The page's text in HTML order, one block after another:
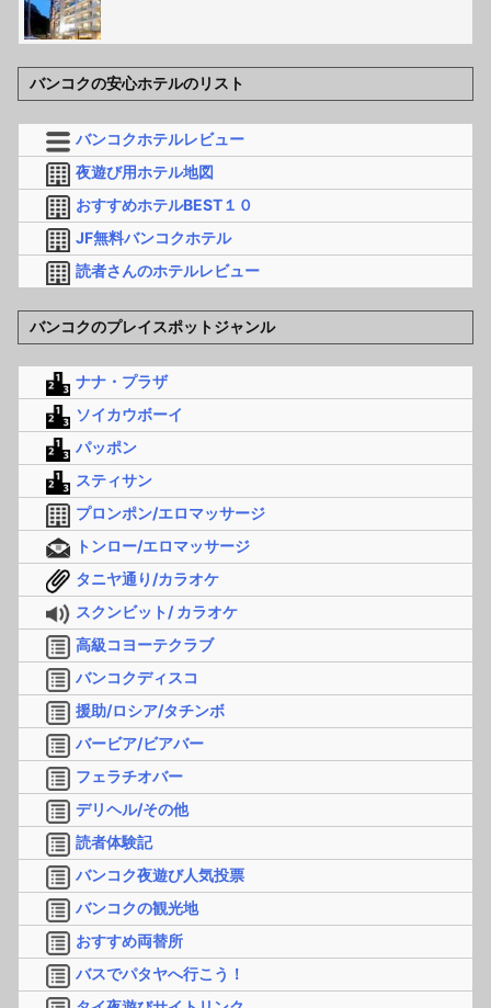
バンコクの安心ホテルのリスト
バンコクホテルレビュー
夜遊び用ホテル地図
おすすめホテルBEST１０
JF無料バンコクホテル
読者さんのホテルレビュー
バンコクのプレイスポットジャンル
ナナ・プラザ
ソイカウボーイ
パッポン
スティサン
プロンポン/エロマッサージ
トンロー/エロマッサージ
タニヤ通り/カラオケ
スクンビット/ カラオケ
高級コヨーテクラブ
バンコクディスコ
援助/ロシア/タチンボ
バービア/ビアバー
フェラチオバー
デリヘル/その他
読者体験記
バンコク夜遊び人気投票
バンコクの観光地
おすすめ両替所
バスでパタヤへ行こう！